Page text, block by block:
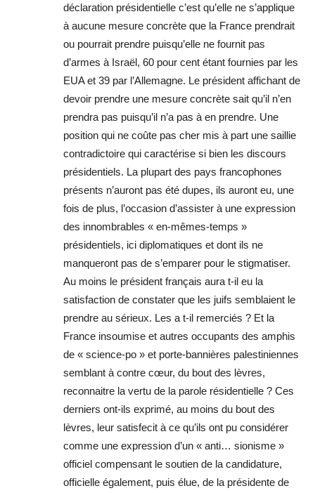
déclaration présidentielle c’est qu’elle ne s’applique
à aucune mesure concrète que la France prendrait
ou pourrait prendre puisqu’elle ne fournit pas
d’armes à Israël, 60 pour cent étant fournies par les
EUA et 39 par l’Allemagne. Le président affichant de
devoir prendre une mesure concrète sait qu’il n’en
prendra pas puisqu’il n’a pas à en prendre. Une
position qui ne coûte pas cher mis à part une saillie
contradictoire qui caractérise si bien les discours
présidentiels. La plupart des pays francophones
présents n’auront pas été dupes, ils auront eu, une
fois de plus, l’occasion d’assister à une expression
des innombrables « en-mêmes-temps »
présidentiels, ici diplomatiques et dont ils ne
manqueront pas de s’emparer pour le stigmatiser.
Au moins le président français aura t-il eu la
satisfaction de constater que les juifs semblaient le
prendre au sérieux. Les a t-il remerciés ? Et la
France insoumise et autres occupants des amphis
de « science-po » et porte-bannières palestiniennes
semblant à contre cœur, du bout des lèvres,
reconnaitre la vertu de la parole résidentielle ? Ces
derniers ont-ils exprimé, au moins du bout des
lèvres, leur satisfecit à ce qu’ils ont pu considérer
comme une expression d’un « anti… sionisme »
officiel compensant le soutien de la candidature,
officielle également, puis élue, de la présidente de